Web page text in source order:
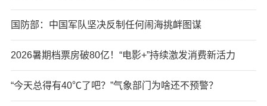
国防部：中国军队坚决反制任何闹海挑衅图谋
2026暑期档票房破80亿！“电影+”持续激发消费新活力
“今天总得有40℃了吧？”气象部门为啥还不预警？